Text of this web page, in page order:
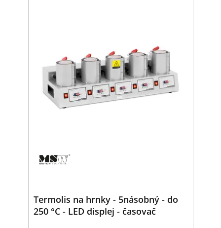
Termolis na hrnky - 5násobný - do
250 °C - LED displej - časovač